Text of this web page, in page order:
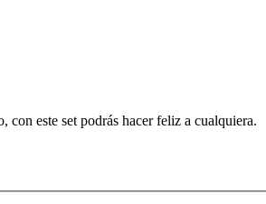
este set podrás hacer feliz a cualquiera.